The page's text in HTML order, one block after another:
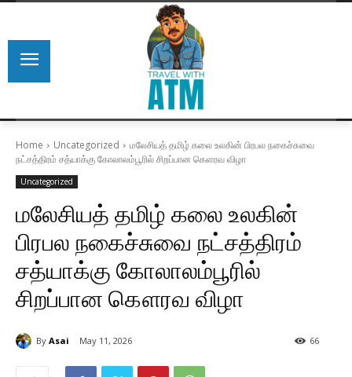
Home Uncategorized
மலேசியத் தமிழ் கலை உலகின் பிரபல நகைச்சுவை
நட்சத்திரம் சத்யாக்கு கோலாலம்பூரில் சிறப்பான கௌரவ விழா
Uncategorized
மலேசியத் தமிழ் கலை உலகின்
பிரபல நகைச்சுவை நட்சத்திரம்
சத்யாக்கு கோலாலம்பூரில்
சிறப்பான கௌரவ விழா
By Asai May 11, 2026 66